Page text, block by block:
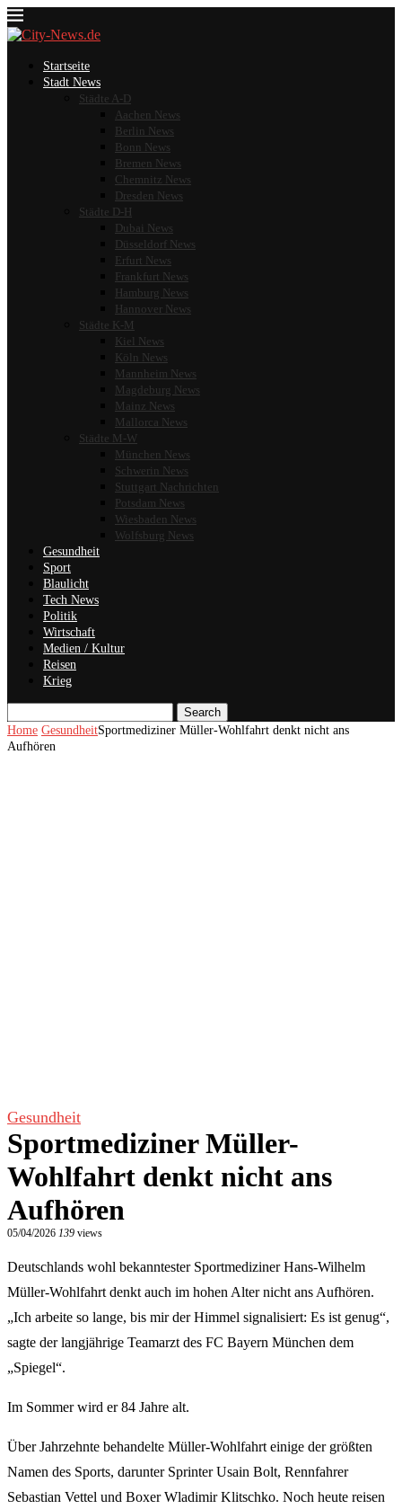
Startseite
Stadt News
Städte A-D
Aachen News
Berlin News
Bonn News
Bremen News
Chemnitz News
Dresden News
Städte D-H
Dubai News
Düsseldorf News
Erfurt News
Frankfurt News
Hamburg News
Hannover News
Städte K-M
Kiel News
Köln News
Mannheim News
Magdeburg News
Mainz News
Mallorca News
Städte M-W
München News
Schwerin News
Stuttgart Nachrichten
Potsdam News
Wiesbaden News
Wolfsburg News
Gesundheit
Sport
Blaulicht
Tech News
Politik
Wirtschaft
Medien / Kultur
Reisen
Krieg
Search
Home GesundheitSportmediziner Müller-Wohlfahrt denkt nicht ans
Aufhören
Gesundheit
Sportmediziner Müller-
Wohlfahrt denkt nicht ans
Aufhören
05/04/2026 139 views
Deutschlands wohl bekanntester Sportmediziner Hans-Wilhelm
Müller-Wohlfahrt denkt auch im hohen Alter nicht ans Aufhören.
„Ich arbeite so lange, bis mir der Himmel signalisiert: Es ist genug“,
sagte der langjährige Teamarzt des FC Bayern München dem
„Spiegel“.
Im Sommer wird er 84 Jahre alt.
Über Jahrzehnte behandelte Müller-Wohlfahrt einige der größten
Namen des Sports, darunter Sprinter Usain Bolt, Rennfahrer
Sebastian Vettel und Boxer Wladimir Klitschko. Noch heute reisen